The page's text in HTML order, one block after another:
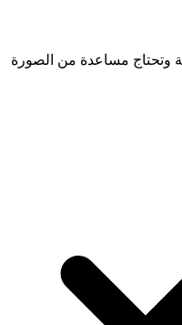
وتحتاج مساعدة من الصورة